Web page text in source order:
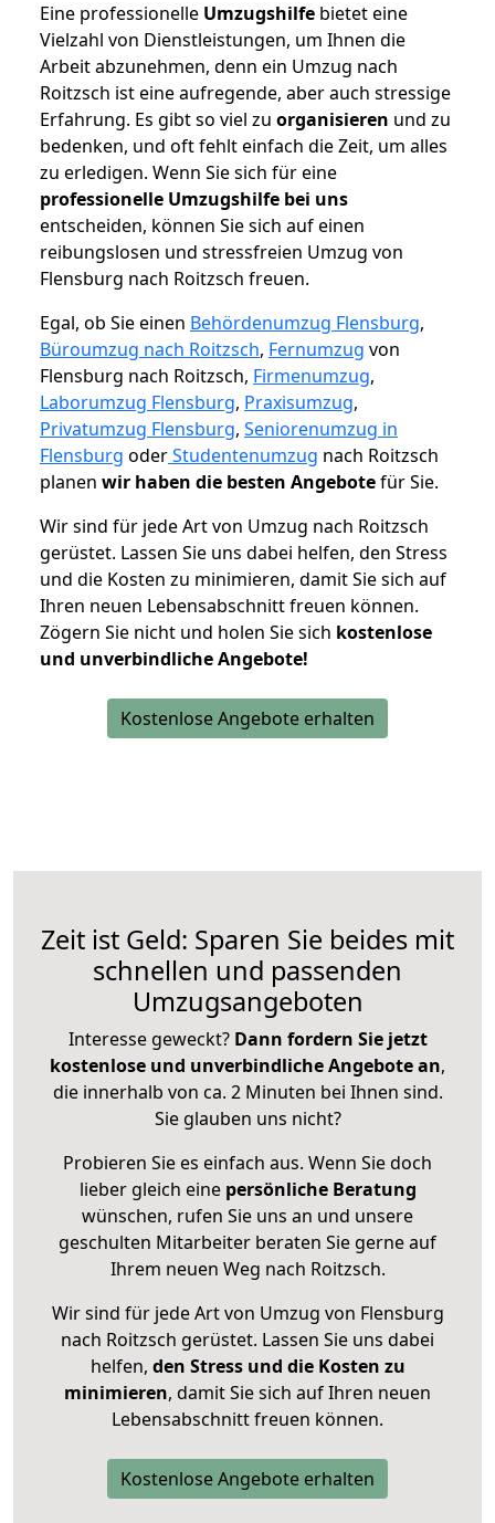
Eine professionelle Umzugshilfe bietet eine
Vielzahl von Dienstleistungen, um Ihnen die
Arbeit abzunehmen, denn ein Umzug nach
Roitzsch ist eine aufregende, aber auch stressige
Erfahrung. Es gibt so viel zu organisieren und zu
bedenken, und oft fehlt einfach die Zeit, um alles
zu erledigen. Wenn Sie sich für eine
professionelle Umzugshilfe bei uns
entscheiden, können Sie sich auf einen
reibungslosen und stressfreien Umzug von
Flensburg nach Roitzsch freuen.
Egal, ob Sie einen Behördenumzug Flensburg,
Büroumzug nach Roitzsch, Fernumzug von
Flensburg nach Roitzsch, Firmenumzug,
Laborumzug Flensburg, Praxisumzug,
Privatumzug Flensburg, Seniorenumzug in
Flensburg oderStudentenumzug nach Roitzsch
planen wir haben die besten Angebotefür Sie.
Wir sind für jede Art von Umzug nach Roitzsch
gerüstet. Lassen Sie uns dabei helfen, den Stress
und die Kosten zu minimieren, damit Sie sich auf
Ihren neuen Lebensabschnitt freuen können.
Zögern Sie nicht und holen Sie sich kostenlose
und unverbindliche Angebote!
Kostenlose Angebote erhalten
Zeit ist Geld: Sparen Sie beides mit
schnellen und passenden
Umzugsangeboten
Interesse geweckt? Dann fordern Sie jetzt
kostenlose und unverbindliche Angebote an,
die innerhalb von ca. 2 Minuten bei Ihnen sind.
Sie glauben uns nicht?
Probieren Sie es einfach aus. Wenn Sie doch
lieber gleich eine persönliche Beratung
wünschen, rufen Sie uns an und unsere
geschulten Mitarbeiter beraten Sie gerne auf
Ihrem neuen Weg nach Roitzsch.
Wir sind für jede Art von Umzug von Flensburg
nach Roitzsch gerüstet. Lassen Sie uns dabei
helfen, den Stress und die Kosten zu
minimieren, damit Sie sich auf Ihren neuen
Lebensabschnitt freuen können.
Kostenlose Angebote erhalten